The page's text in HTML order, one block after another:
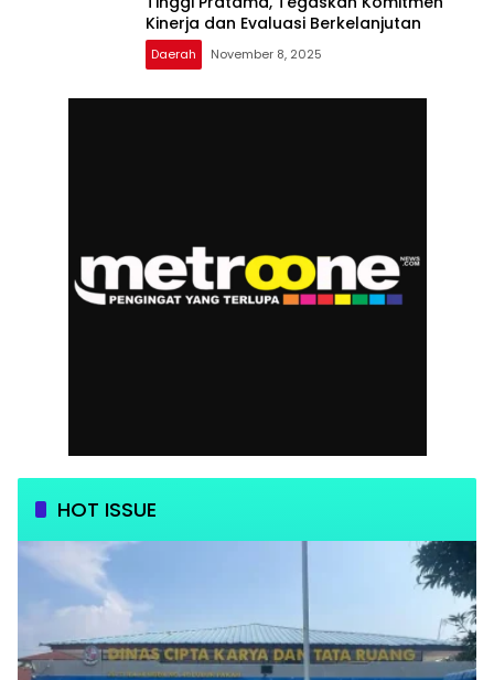
Kinerja dan Evaluasi Berkelanjutan
Daerah November 8, 2025
HOT ISSUE